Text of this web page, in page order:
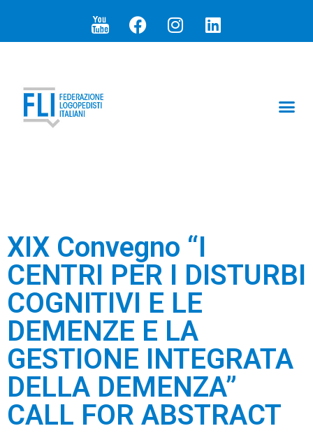
XIX Convegno “I
CENTRI PER I DISTURBI
COGNITIVI E LE
DEMENZE E LA
GESTIONE INTEGRATA
DELLA DEMENZA”
CALL FOR ABSTRACT